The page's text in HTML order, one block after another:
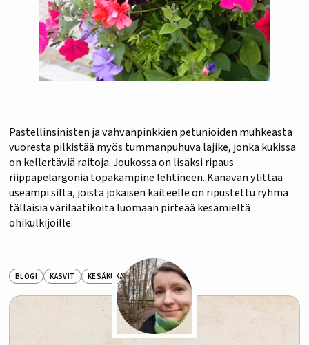
Pastellinsinisten ja vahvanpinkkien petunioiden muhkeasta
vuoresta pilkistää myös tummanpuhuva lajike, jonka kukissa
on kellertäviä raitoja. Joukossa on lisäksi ripaus
riippapelargonia töpäkämpine lehtineen. Kanavan ylittää
useampi silta, joista jokaisen kaiteelle on ripustettu ryhmä
tällaisia värilaatikoita luomaan pirteää kesämieltä
ohikulkijoille.
BLOGI KASVIT KESÄKUKAT